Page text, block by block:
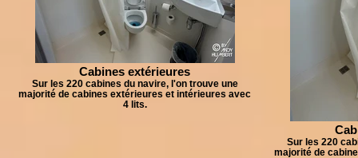
Cabines extérieures
Sur les 220 cabines du navire, l'on trouve une
majorité de cabines extérieures et intérieures avec
4 lits.
Sur les 220
majorité de